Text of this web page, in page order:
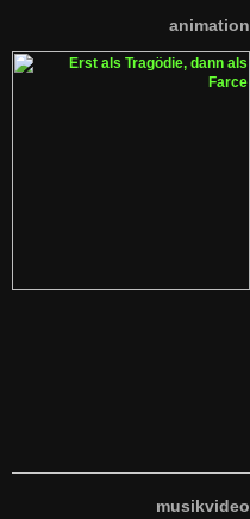
animation
musikvideo